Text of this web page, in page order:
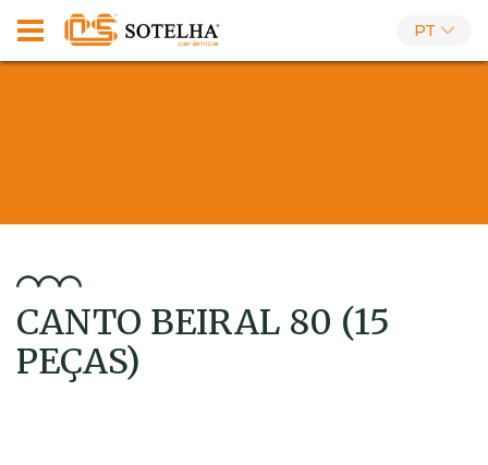
PT
CANTO BEIRAL 80 (15
PEÇAS)